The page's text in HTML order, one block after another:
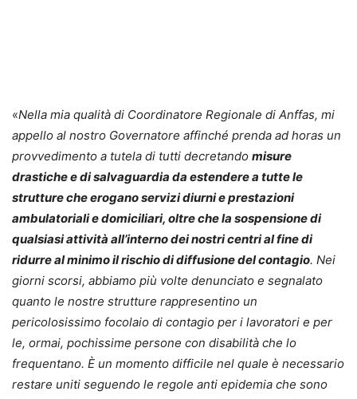
«Nella mia qualità di Coordinatore Regionale di Anffas, mi
appello al nostro Governatore affinché prenda ad horas un
provvedimento a tutela di tutti decretando misure
drastiche e di salvaguardia da estendere a tutte le
strutture che erogano servizi diurni e prestazioni
ambulatoriali e domiciliari, oltre che la sospensione di
qualsiasi attività all’interno dei nostri centri al fine di
ridurre al minimo il rischio di diffusione del contagio. Nei
giorni scorsi, abbiamo più volte denunciato e segnalato
quanto le nostre strutture rappresentino un
pericolosissimo focolaio di contagio per i lavoratori e per
le, ormai, pochissime persone con disabilità che lo
frequentano. È un momento difficile nel quale è necessario
restare uniti seguendo le regole anti epidemia che sono